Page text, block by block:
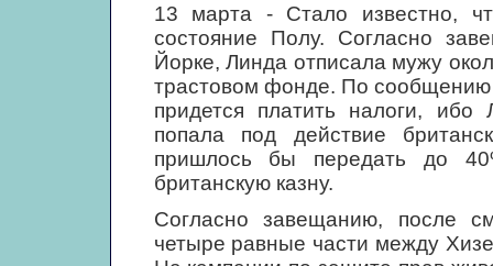
13 марта - Стало известно,
состояние Полу. Согласно
Йорке, Линда отписала мужу
трастовом фонде. По сообщению
придется платить налоги,
попала под действие
пришлось бы передать до
британскую казну.
Согласно завещанию, после
четыре равные части между